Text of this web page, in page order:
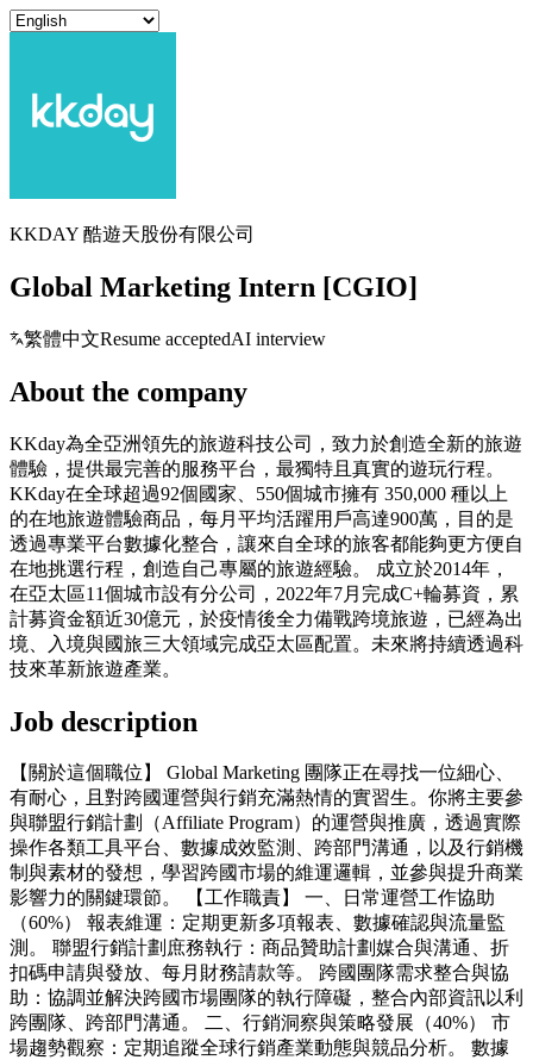
KKDAY 酷遊天股份有限公司
Global Marketing Intern [CGIO]
繁體中文Resume acceptedAI interview
About the company
KKday為全亞洲領先的旅遊科技公司，致力於創造全新的旅遊
體驗，提供最完善的服務平台，最獨特且真實的遊玩行程。
KKday在全球超過92個國家、550個城市擁有 350,000 種以上
的在地旅遊體驗商品，每月平均活躍用戶高達900萬，目的是
透過專業平台數據化整合，讓來自全球的旅客都能夠更方便自
在地挑選行程，創造自己專屬的旅遊經驗。 成立於2014年，
在亞太區11個城市設有分公司，2022年7月完成C+輪募資，累
計募資金額近30億元，於疫情後全力備戰跨境旅遊，已經為出
境、入境與國旅三大領域完成亞太區配置。未來將持續透過科
技來革新旅遊產業。
Job description
【關於這個職位】 Global Marketing 團隊正在尋找一位細心、
有耐心，且對跨國運營與行銷充滿熱情的實習生。你將主要參
與聯盟行銷計劃（Affiliate Program）的運營與推廣，透過實際
操作各類工具平台、數據成效監測、跨部門溝通，以及行銷機
制與素材的發想，學習跨國市場的維運邏輯，並參與提升商業
影響力的關鍵環節。 【工作職責】 一、日常運營工作協助
（60%） 報表維運：定期更新多項報表、數據確認與流量監
測。 聯盟行銷計劃庶務執行：商品贊助計劃媒合與溝通、折
扣碼申請與發放、每月財務請款等。 跨國團隊需求整合與協
助：協調並解決跨國市場團隊的執行障礙，整合內部資訊以利
跨團隊、跨部門溝通。 二、行銷洞察與策略發展（40%） 市
場趨勢觀察：定期追蹤全球行銷產業動態與競品分析。 數據